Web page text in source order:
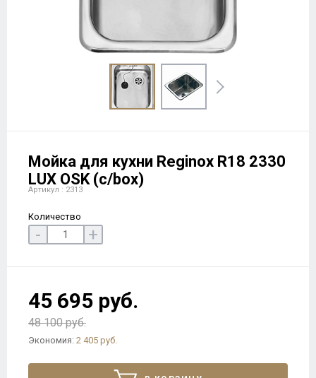
Мойка для кухни Reginox R18 2330
LUX OSK (c/box)
Артикул : 2313
Количество
- +
45 695 руб.
48 100 руб.
Экономия: 2 405 руб.